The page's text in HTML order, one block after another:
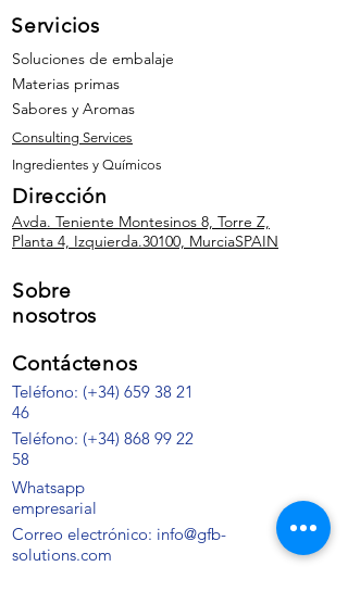
Servicios
Soluciones de embalaje
Materias primas
Sabores y Aromas
Consulting Services
Ingredientes y Químicos
Dirección
Avda. Teniente Montesinos 8, Torre Z,
Planta 4, Izquierda.30100, MurciaSPAIN
Sobre
nosotros
Contáctenos
Teléfono: (+34) 659 38 21
46
Teléfono: (+34) 868 99 22
58
Whatsapp
empresarial
Correo electrónico: info@gfb-
solutions.com